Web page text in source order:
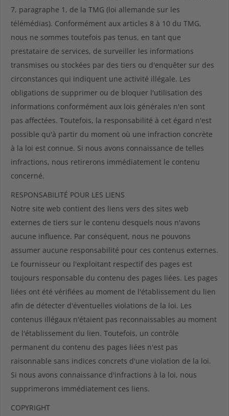
7, paragraphe 1, de la TMG (loi allemande sur les
télémédias). Conformément aux articles 8 à 10 du TMG,
nous ne sommes toutefois pas tenus, en tant que
prestataire de services, de surveiller les informations
transmises ou stockées par des tiers ou d'enquêter sur des
circonstances qui indiquent une activité illégale. Les
obligations de supprimer ou de bloquer l'utilisation des
informations conformément aux lois générales n'en sont
pas affectées. Toutefois, la responsabilité à cet égard n'est
possible qu'à partir du moment où une infraction concrète
à la loi est connue. Si nous avons connaissance de telles
infractions, nous retirerons immédiatement le contenu
concerné.
RESPONSABILITÉ POUR LES LIENS
Notre site web contient des liens vers des sites web
externes de tiers sur le contenu desquels nous n'avons
aucune influence. Par conséquent, nous ne pouvons
assumer aucune responsabilité pour ces contenus externes.
Le fournisseur ou l'exploitant respectif des pages est
toujours responsable du contenu des pages liées. Les pages
liées ont été vérifiées au moment de l'établissement du lien
afin de détecter d'éventuelles violations de la loi. Les
contenus illégaux n'étaient pas reconnaissables au moment
de l'établissement du lien. Toutefois, un contrôle
permanent du contenu des pages liées n'est pas
raisonnable sans indices concrets d'une violation de la loi.
Si nous avons connaissance d'infractions à la loi, nous
supprimerons immédiatement ces liens.
COPYRIGHT